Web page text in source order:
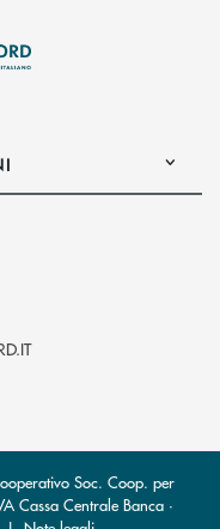
di posta elettronica)
(si apre l’app di posta
Soc. Coop. per
Cassa Centrale Banca ·